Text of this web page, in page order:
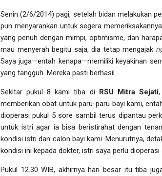
Senin (2/6/2014) pagi, setelah bidan melakukan
pun menyarankan untuk segera
yang penuh dengan mimpi, optimisme, dan
mau menyerah begitu saja, dia tetap mengajak
Saya juga—entah kenapa—memiliki keyakinan
yang tangguh. Mereka pasti berhasil.
Sekitar pukul 8 kami tiba di RSU Mitra Sejati
memberikan obat untuk paru-paru bayi kami,
dioperasi pukul 5 sore sambil terus dipantau
untuk istri agar ia bisa beristirahat dengan
kondisi istri dan calon bayi kami. Menurutnya,
kondisi ini kepada dokter, istri saya perlu
Pukul 12.30 WIB, akhirnya hari besar itu tiba